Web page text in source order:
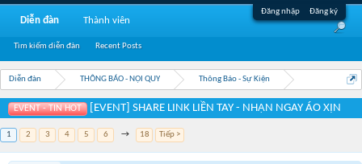
Đăng nhập Đăng ký
Diễn đàn THÔNG BÁO - NỘI QUY Thông Báo - Sự Kiện
EVENT - TIN HOT [EVENT] SHARE LINK LIỀN TAY - NHẬN NGAY ÁO XỊN
1 2 3 4 5 6 → 18 Tiếp >
Diễn đàn
Tìm kiếm diễn đàn Recent Posts
Thành viên